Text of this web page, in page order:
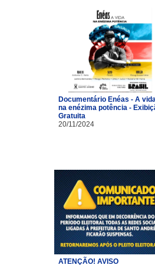
Documentário Enéas - A vida
na enézima potência -
Gratuita
20/11/2024
ATENÇÃO! AVISO